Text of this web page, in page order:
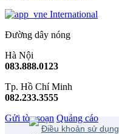
International
Đường dây nóng
Hà Nội
083.888.0123
Tp. Hồ Chí Minh
082.233.3555
Gửi tòa soạn Quảng cáo
Điều khoản sử dụng